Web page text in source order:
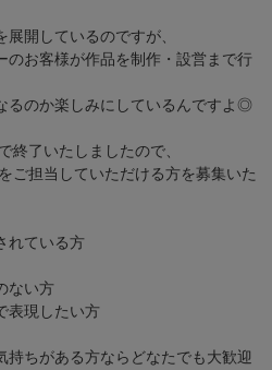
開しているのですが、
のお客様が作品を制作・設営まで行
るのか楽しみにしているんですよ◎
終了いたしましたので、
ご担当していただける方を募集いた
れている方
ない方
表現したい方
持ちがある方ならどなたでも大歓迎